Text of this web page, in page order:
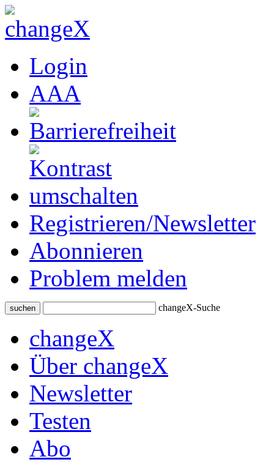
Login
AAA
Registrieren/Newsletter
Abonnieren
Problem melden
suchen changeX-Suche
changeX
Über changeX
Newsletter
Testen
Abo